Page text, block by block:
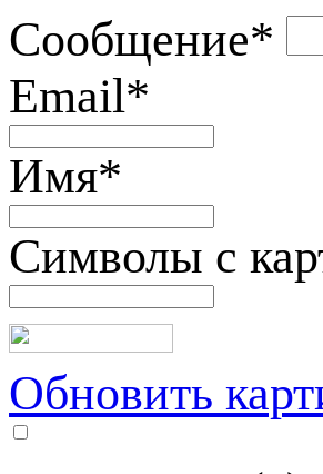
Сообщение*
Email*
Имя*
Символы с
Обновить